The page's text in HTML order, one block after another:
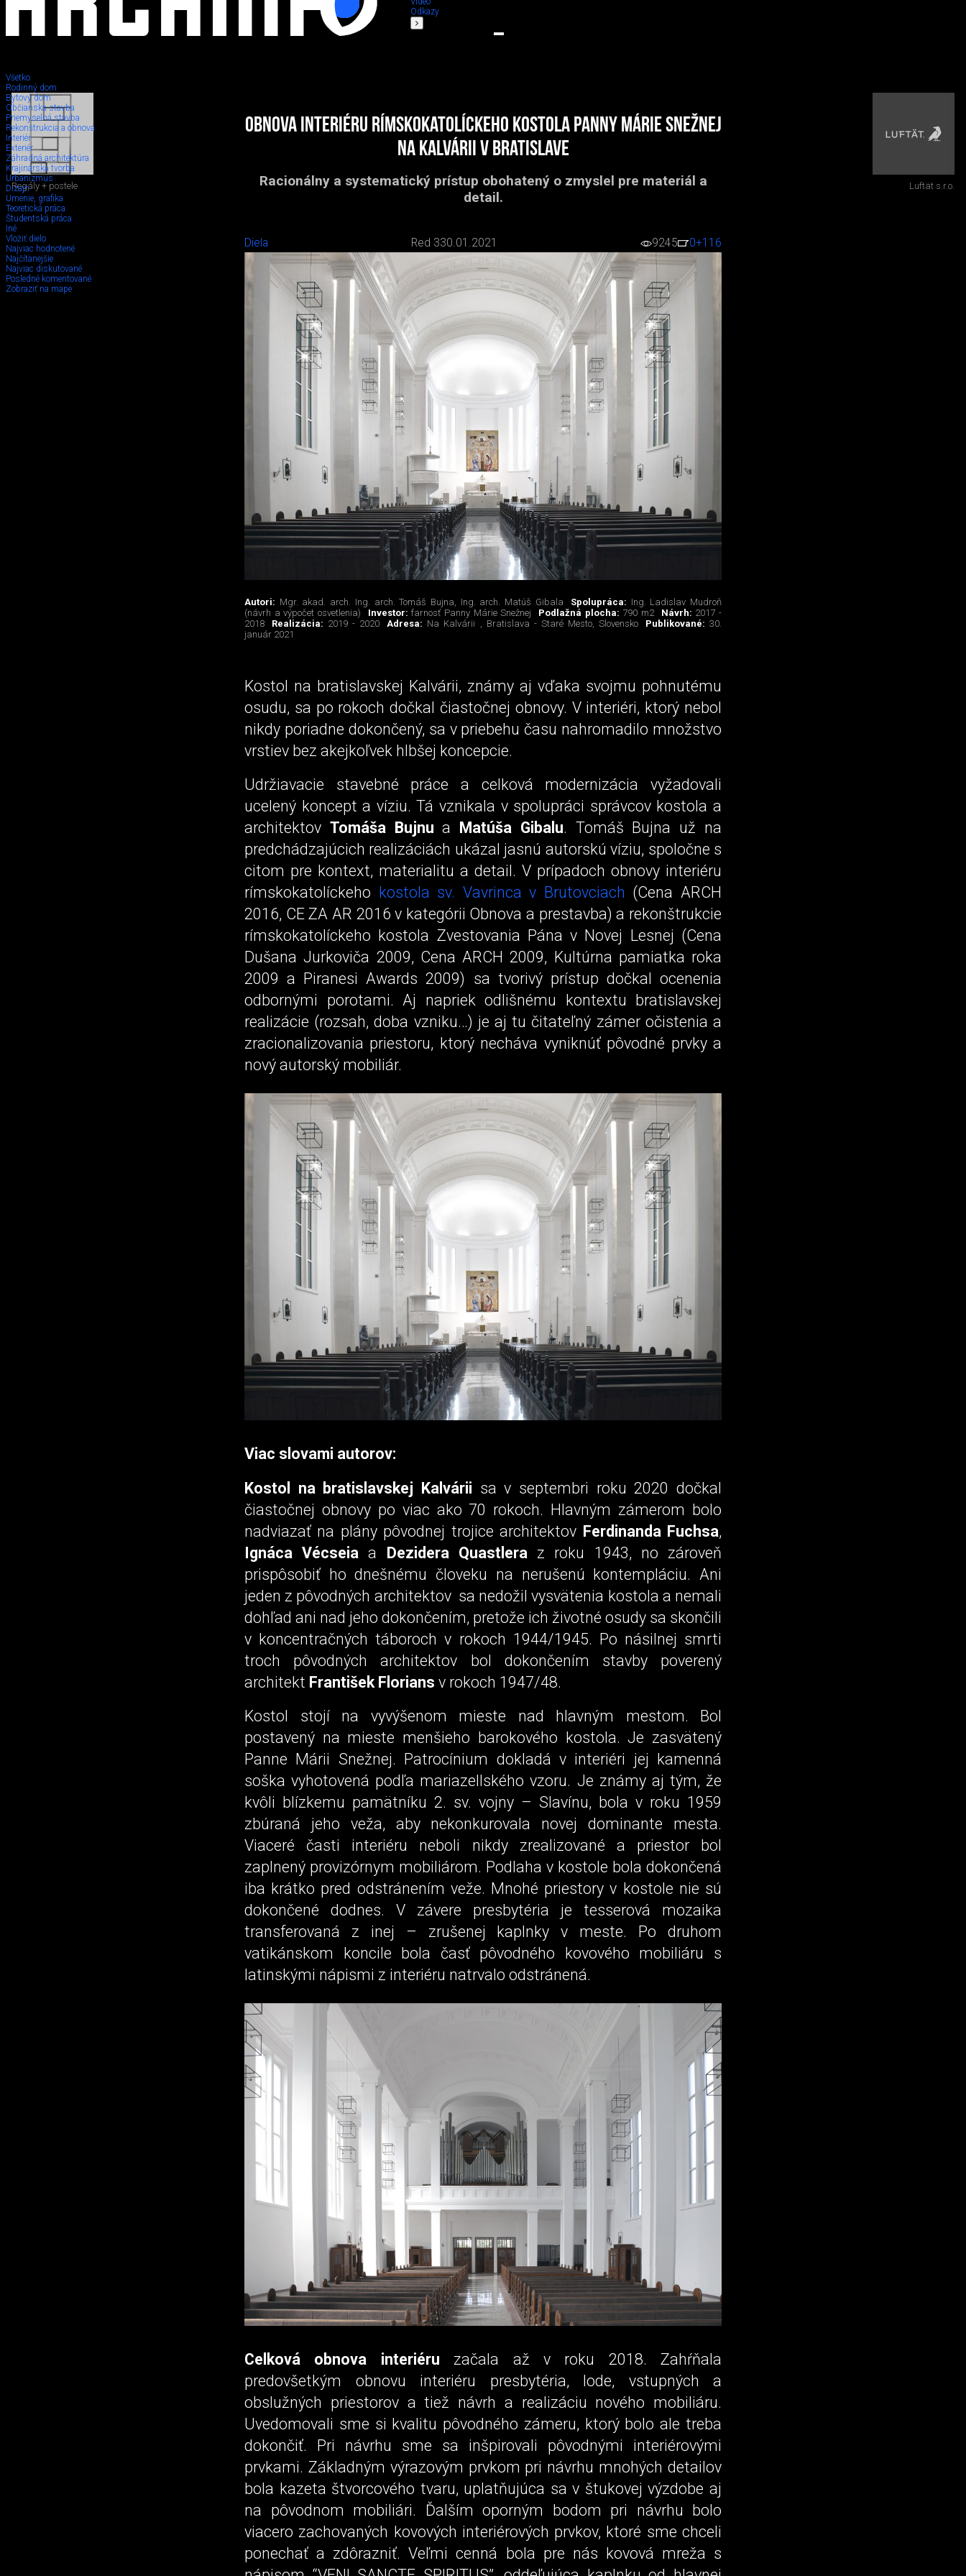
Odkazy
Všetko
Rodinný dom
Bytový dom
Občianska stavba
Priemyselná stavba
Rekonštrukcia a obnova
Interiér
Exteriér
Záhradná architektúra
Krajinárska tvorba
Urbanizmus
Dizajn
Umenie, grafika
Teoretická práca
Študentská práca
Iné
Vložiť dielo
Najviac hodnotené
Najčítanejšie
Najviac diskutované
Posledné komentované
Zobraziť na mape
Obnova interiéru rímskokatolíckeho kostola Panny Márie Snežnej
na Kalvárii v Bratislave
Racionálny a systematický prístup obohatený o zmyslel pre materiál a
detail.
Diela Red 330.01.2021 9245 0+116
Autori: Mgr. akad. arch. Ing. arch. Tomáš Bujna, Ing. arch. Matúš Gibala Spolupráca: Ing. Ladislav Mudroň
(návrh a výpočet osvetlenia)
Investor:farnosť Panny Márie Snežnej Podlažná plocha: 790 m2 Návrh: 2017 -
2018
Realizácia: 2019 - 2020 Adresa: Na Kalvárii , Bratislava - Staré Mesto, Slovensko Publikované:30.
január 2021
Kostol na bratislavskej Kalvárii, známy aj vďaka svojmu pohnutému
osudu, sa po rokoch dočkal čiastočnej obnovy. V interiéri, ktorý nebol
nikdy poriadne dokončený, sa v priebehu času nahromadilo množstvo
vrstiev bez akejkoľvek hlbšej koncepcie.
Udržiavacie stavebné práce a celková modernizácia vyžadovali
ucelený koncept a víziu. Tá vznikala v spolupráci správcov kostola a
architektov Tomáša Bujnu a Matúša Gibalu. Tomáš Bujna už na
predchádzajúcich realizáciách ukázal jasnú autorskú víziu, spoločne s
citom pre kontext, materialitu a detail. V prípadoch obnovy interiéru
rímskokatolíckeho kostola sv. Vavrinca v Brutovciach (Cena ARCH
2016, CE ZA AR 2016 v kategórii Obnova a prestavba) a rekonštrukcie
rímskokatolíckeho kostola Zvestovania Pána v Novej Lesnej (Cena
Dušana Jurkoviča 2009, Cena ARCH 2009, Kultúrna pamiatka roka
2009 a Piranesi Awards 2009) sa tvorivý prístup dočkal ocenenia
odbornými porotami. Aj napriek odlišnému kontextu bratislavskej
realizácie (rozsah, doba vzniku…) je aj tu čitateľný zámer očistenia a
zracionalizovania priestoru, ktorý necháva vyniknúť pôvodné prvky a
nový autorský mobiliár.
Regály + postele Luftät s.r.o.
Viac slovami autorov:
Kostol na bratislavskej Kalvárii sa v septembri roku 2020 dočkal
čiastočnej obnovy po viac ako 70 rokoch. Hlavným zámerom bolo
nadviazať na plány pôvodnej trojice architektov Ferdinanda Fuchsa,
Ignáca Vécseia a Dezidera Quastlera z roku 1943, no zároveň
prispôsobiť ho dnešnému človeku na nerušenú kontempláciu. Ani
jeden z pôvodných architektov sa nedožil vysvätenia kostola a nemali
dohľad ani nad jeho dokončením, pretože ich životné osudy sa skončili
v koncentračných táboroch v rokoch 1944/1945. Po násilnej smrti
troch pôvodných architektov bol dokončením stavby poverený
architekt František Florians v rokoch 1947/48.
Kostol stojí na vyvýšenom mieste nad hlavným mestom. Bol
postavený na mieste menšieho barokového kostola. Je zasvätený
Panne Márii Snežnej. Patrocínium dokladá v interiéri jej kamenná
soška vyhotovená podľa mariazellského vzoru. Je známy aj tým, že
kvôli blízkemu pamätníku 2. sv. vojny – Slavínu, bola v roku 1959
zbúraná jeho veža, aby nekonkurovala novej dominante mesta.
Viaceré časti interiéru neboli nikdy zrealizované a priestor bol
zaplnený provizórnym mobiliárom. Podlaha v kostole bola dokončená
iba krátko pred odstránením veže. Mnohé priestory v kostole nie sú
dokončené dodnes. V závere presbytéria je tesserová mozaika
transferovaná z inej – zrušenej kaplnky v meste. Po druhom
vatikánskom koncile bola časť pôvodného kovového mobiliáru s
latinskými nápismi z interiéru natrvalo odstránená.
Celková obnova interiéru začala až v roku 2018. Zahŕňala
predovšetkým obnovu interiéru presbytéria, lode, vstupných a
obslužných priestorov a tiež návrh a realizáciu nového mobiliáru.
Uvedomovali sme si kvalitu pôvodného zámeru, ktorý bolo ale treba
dokončiť. Pri návrhu sme sa inšpirovali pôvodnými interiérovými
prvkami. Základným výrazovým prvkom pri návrhu mnohých detailov
bola kazeta štvorcového tvaru, uplatňujúca sa v štukovej výzdobe aj
na pôvodnom mobiliári. Ďalším oporným bodom pri návrhu bolo
viacero zachovaných kovových interiérových prvkov, ktoré sme chceli
ponechať a zdôrazniť. Veľmi cenná bola pre nás kovová mreža s